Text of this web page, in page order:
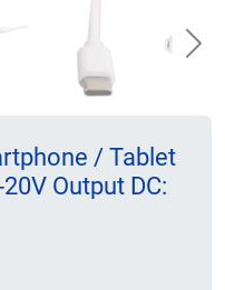
/ Tablet
Output DC: